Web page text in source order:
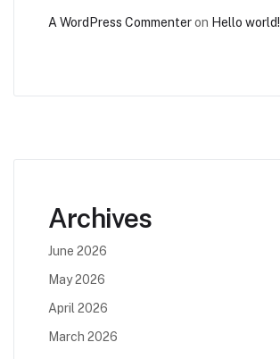
A WordPress Commenteron Hello world!
Archives
June 2026
May 2026
April 2026
March 2026